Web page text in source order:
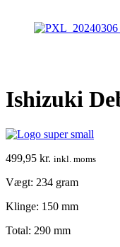
Ishizuki
499,95 kr. inkl. moms
Vægt: 234 gram
Klinge: 150 mm
Total: 290 mm